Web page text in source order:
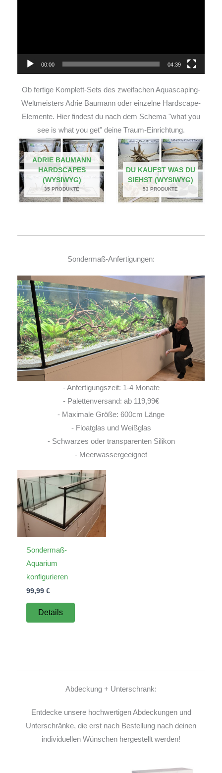
00:00 04:39
Ob fertige Komplett-Sets des zweifachen Aquascaping-
Weltmeisters Adrie Baumann oder einzelne Hardscape-
Elemente. Hier findest du nach dem Schema "what you
see is what you get" deine Traum-Einrichtung.
ADRIE BAUMANN
HARDSCAPES
(WYSIWYG)
35 PRODUKTE
DU KAUFST WAS DU
SIEHST (WYSIWYG)
53 PRODUKTE
Sondermaß-Anfertigungen:
- Anfertigungszeit: 1-4 Monate
- Palettenversand: ab 119,99€
- Maximale Größe: 600cm Länge
- Floatglas und Weißglas
- Schwarzes oder transparenten Silikon
- Meerwassergeeignet
Sondermaß-
Aquarium
konfigurieren
99,99 €
Details
Abdeckung + Unterschrank:
Entdecke unsere hochwertigen Abdeckungen und
Unterschränke, die erst nach Bestellung nach deinen
individuellen Wünschen hergestellt werden!